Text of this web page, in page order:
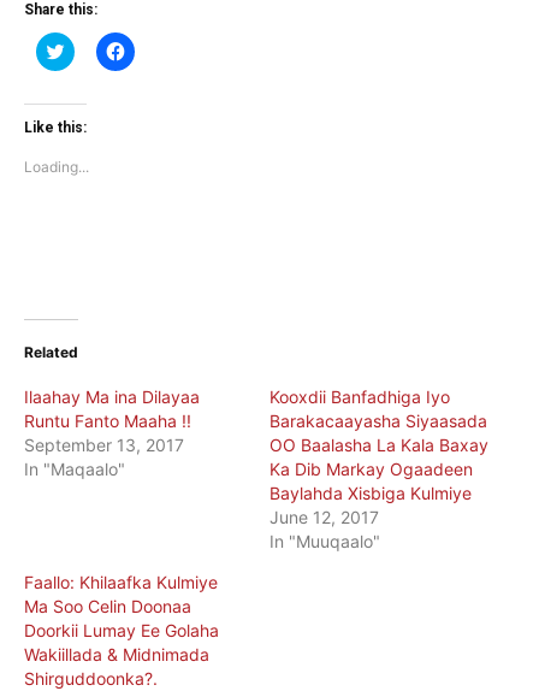
Share this:
Click
to
Twitter
(Opens
window)
Click
to
Like this:
Loading...
Related
Ilaahay Ma ina Dilayaa
Runtu Fanto Maaha !!
September 13, 2017
In "Maqaalo"
Kooxdii Banfadhiga Iyo
Barakacaayasha Siyaasada
OO Baalasha La Kala Baxay
Ka Dib Markay Ogaadeen
Baylahda Xisbiga Kulmiye
June 12, 2017
In "Muuqaalo"
Faallo: Khilaafka Kulmiye
Ma Soo Celin Doonaa
Doorkii Lumay Ee Golaha
Wakiillada & Midnimada
Shirguddoonka?.